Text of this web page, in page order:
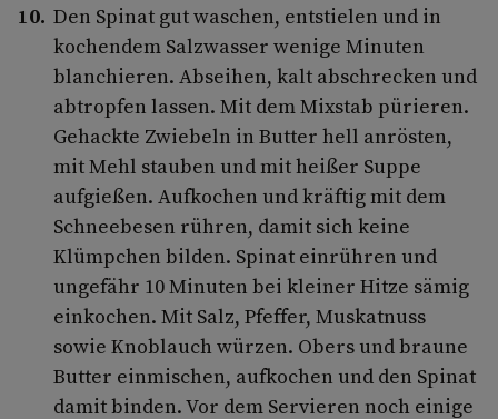
Den Spinat gut waschen, entstielen und in
kochendem Salzwasser wenige Minuten
blanchieren. Abseihen, kalt abschrecken und
abtropfen lassen. Mit dem Mixstab pürieren.
Gehackte Zwiebeln in Butter hell anrösten,
mit Mehl stauben und mit heißer Suppe
aufgießen. Aufkochen und kräftig mit dem
Schneebesen rühren, damit sich keine
Klümpchen bilden. Spinat einrühren und
ungefähr 10 Minuten bei kleiner Hitze sämig
einkochen. Mit Salz, Pfeffer, Muskatnuss
sowie Knoblauch würzen. Obers und braune
Butter einmischen, aufkochen und den Spinat
damit binden. Vor dem Servieren noch einige